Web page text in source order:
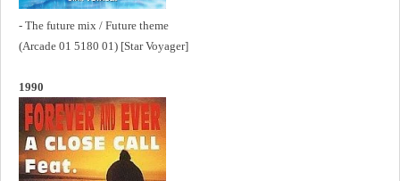
- The future mix / Future theme
(Arcade 01 5180 01) [Star Voyager]
1990